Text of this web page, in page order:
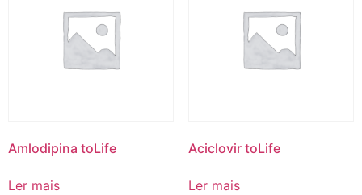
Amlodipina toLife
Ler mais
Aciclovir toLife
Ler mais